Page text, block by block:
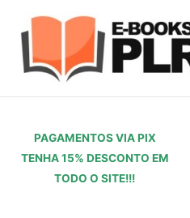
conteúdo
PAGAMENTOS VIA PIX
TENHA 15% DESCONTO EM
TODO O SITE!!!